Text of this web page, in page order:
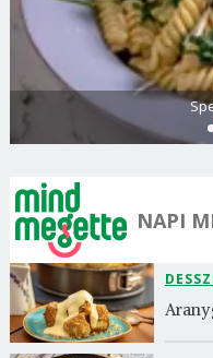
NAPI